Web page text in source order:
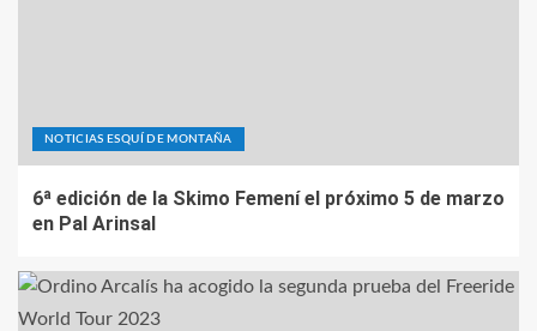
NOTICIAS ESQUÍ DE MONTAÑA
6ª edición de la Skimo Femení el próximo 5 de marzo
en Pal Arinsal